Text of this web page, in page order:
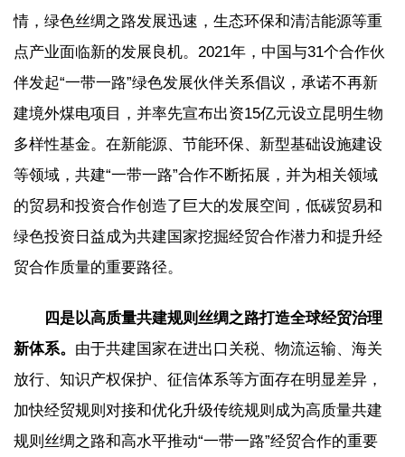
情，绿色丝绸之路发展迅速，生态环保和清洁能源等重
点产业面临新的发展良机。2021年，中国与31个合作伙
伴发起“一带一路”绿色发展伙伴关系倡议，承诺不再新
建境外煤电项目，并率先宣布出资15亿元设立昆明生物
多样性基金。在新能源、节能环保、新型基础设施建设
等领域，共建“一带一路”合作不断拓展，并为相关领域
的贸易和投资合作创造了巨大的发展空间，低碳贸易和
绿色投资日益成为共建国家挖掘经贸合作潜力和提升经
贸合作质量的重要路径。
四是以高质量共建规则丝绸之路打造全球经贸治理
新体系。 由于共建国家在进出口关税、物流运输、海关
放行、知识产权保护、征信体系等方面存在明显差异，
加快经贸规则对接和优化升级传统规则成为高质量共建
规则丝绸之路和高水平推动“一带一路”经贸合作的重要